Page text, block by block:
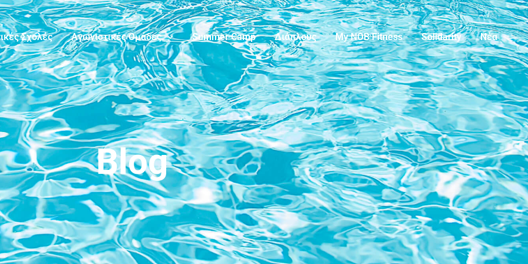
Σχολές Αγωνιστικές Ομάδες Summer Camp Διάπλους My NOB Fitness Solidarity
Νέα
Blog